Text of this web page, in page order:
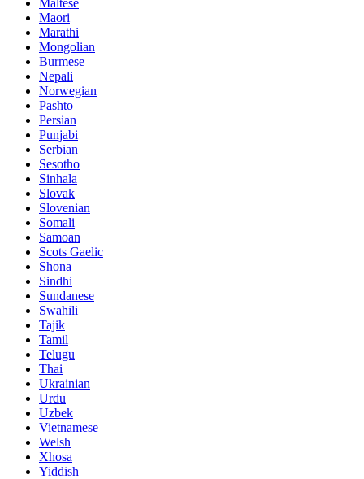
Maori
Marathi
Mongolian
Burmese
Nepali
Norwegian
Pashto
Persian
Punjabi
Serbian
Sesotho
Sinhala
Slovak
Slovenian
Somali
Samoan
Scots Gaelic
Shona
Sindhi
Sundanese
Swahili
Tajik
Tamil
Telugu
Thai
Ukrainian
Urdu
Uzbek
Vietnamese
Welsh
Xhosa
Yiddish